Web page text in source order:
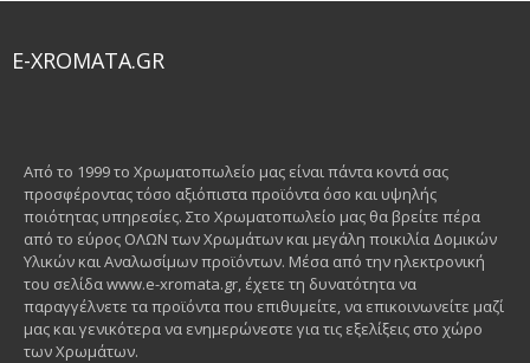
E-XROMATA.GR
Από το 1999 το Χρωματοπωλείο μας είναι πάντα κοντά σας
προσφέροντας τόσο αξιόπιστα προϊόντα όσο και υψηλής
ποιότητας υπηρεσίες. Στο Χρωματοπωλείο μας θα βρείτε πέρα
από το εύρος ΟΛΩΝ των Χρωμάτων και μεγάλη ποικιλία Δομικών
Υλικών και Αναλωσίμων προϊόντων. Μέσα από την ηλεκτρονική
του σελίδα www.e-xromata.gr, έχετε τη δυνατότητα να
παραγγέλνετε τα προϊόντα που επιθυμείτε, να επικοινωνείτε μαζί
μας και γενικότερα να ενημερώνεστε για τις εξελίξεις στο χώρο
των Χρωμάτων.